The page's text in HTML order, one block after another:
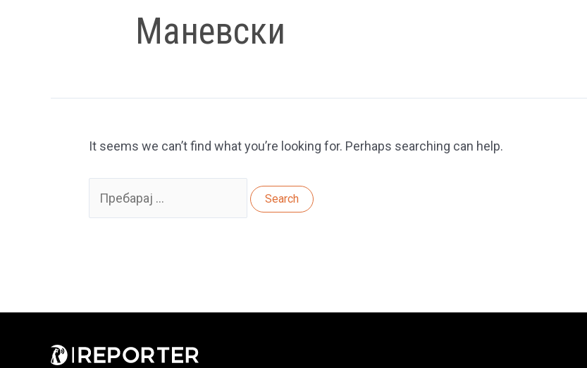
Маневски
It seems we can’t find what you’re looking for. Perhaps searching can help.
for: